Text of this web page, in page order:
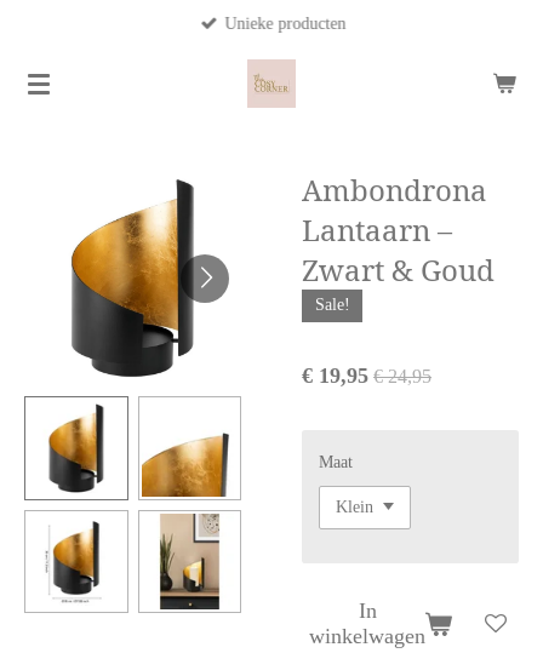
naar
Unieke producten
Ambondrona
Lantaarn –
Zwart & Goud
Sale!
€ 19,95 € 24,95
Maat
In
winkelwagen